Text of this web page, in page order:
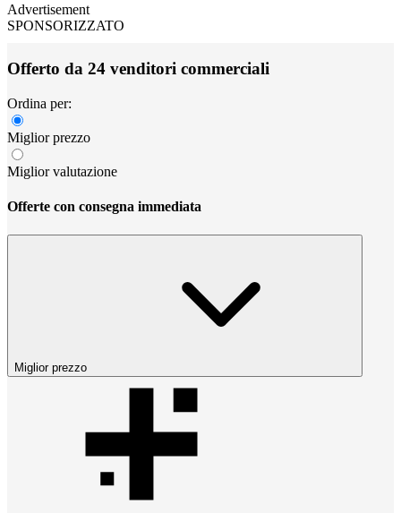
Advertisement
SPONSORIZZATO
Offerto da 24 venditori commerciali
Ordina per:
Miglior prezzo
Miglior valutazione
Offerte con consegna immediata
Miglior prezzo